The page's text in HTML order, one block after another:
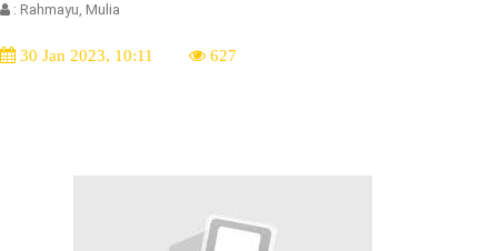
: Rahmayu, Mulia
30 Jan 2023, 10:11 627